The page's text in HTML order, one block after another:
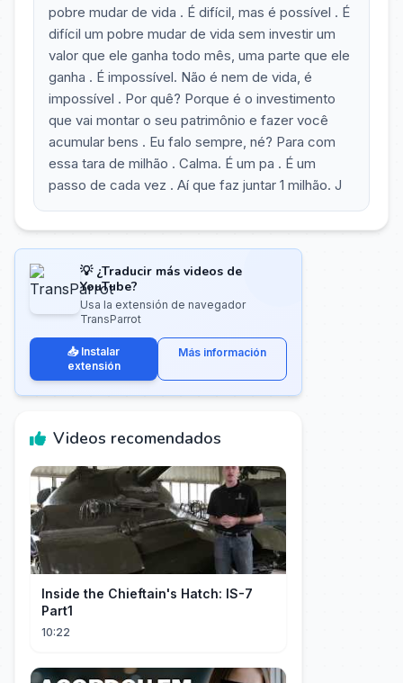
pobre mudar de vida . É difícil, mas é possível . É
difícil um pobre mudar de vida sem investir um
valor que ele ganha todo mês, uma parte que ele
ganha . É impossível. Não é nem de vida, é
impossível . Por quê? Porque é o investimento
que vai montar o seu patrimônio e fazer você
acumular bens . Eu falo sempre, né? Para com
essa tara de milhão . Calma. É um pa . É um
passo de cada vez . Aí que faz juntar 1 milhão. J
💡 ¿Traducir más videos de
YouTube?
Usa la extensión de navegador
TransParrot
📥 Instalar
extensión
Más información
Videos recomendados
Inside the Chieftain's Hatch: IS-7
Part1
10:22